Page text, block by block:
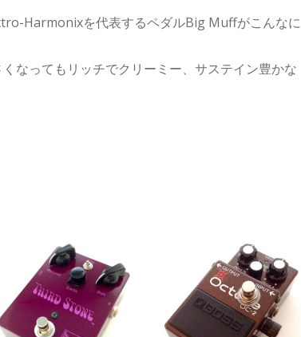
Harmonixを代表するペダルBig Muffがこんなに
なってもリッチでクリーミー、サステイン豊かな